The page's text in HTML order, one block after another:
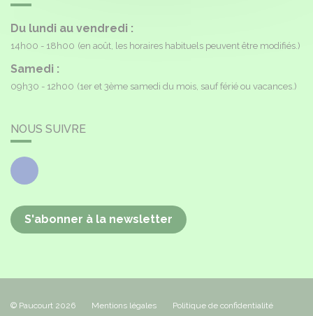
Du lundi au vendredi :
14h00 - 18h00 (en août, les horaires habituels peuvent être modifiés.)
Samedi :
09h30 - 12h00 (1er et 3ème samedi du mois, sauf férié ou vacances.)
NOUS SUIVRE
Facebook
S'abonner à la newsletter
© Paucourt 2026 Mentions légales Politique de confidentialité